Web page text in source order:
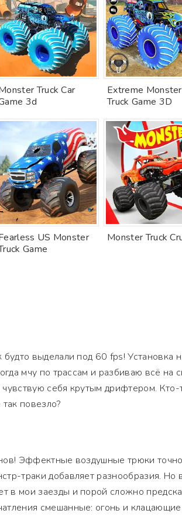
Truck Car
3d
Extreme Monster
Truck Game 3D
US Monster
Game
Monster Truck
будто выделали под 60 fps! Установка
мчу по трассам и разбиваю всё на
себя крутым дрифтером. Кто-
повезло?
Эффектные воздушные трюки
траки добавляет разнообразия. Но
в мои заезды и порой сложно
смешанные: огонь и клацающие